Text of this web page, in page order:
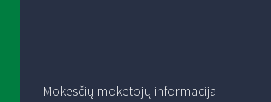
Mokesčių mokėtojų informacija